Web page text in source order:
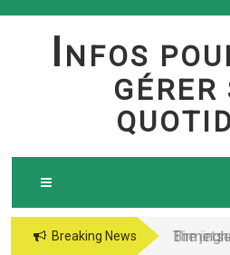
Skip
I NFOS
GÉRER
Breaking News
The